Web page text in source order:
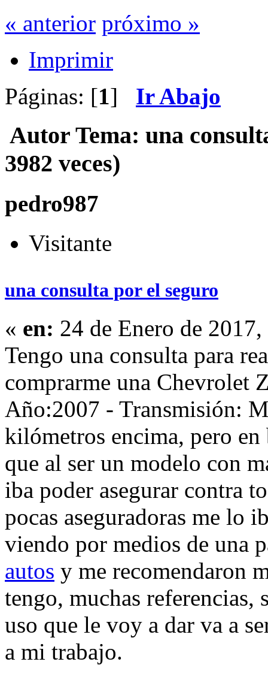
« anterior próximo »
Imprimir
Páginas: [1] Ir Abajo
Autor Tema: una
3982 veces)
pedro987
Visitante
una consulta por el seguro
« en: 24 de Enero de
Tengo una consulta para
comprarme una Chevrolet
Año:2007 - Transmisión:
kilómetros encima, pero
que al ser un modelo con
iba poder asegurar contra
pocas aseguradoras me lo
viendo por medios de una
autos y me recomendaron
tengo, muchas
uso que le voy a dar va a
a mi trabajo.